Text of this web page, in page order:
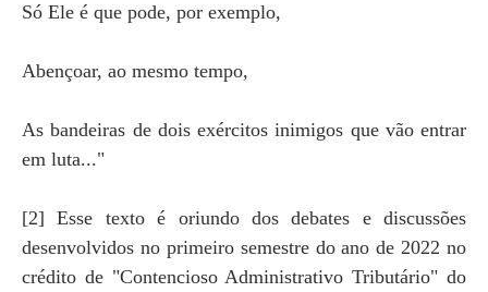
Só Ele é que pode, por exemplo,
Abençoar, ao mesmo tempo,
As bandeiras de dois exércitos inimigos que vão entrar
em luta..."
[2] Esse texto é oriundo dos debates e discussões
desenvolvidos no primeiro semestre do ano de 2022 no
crédito de "Contencioso Administrativo Tributário" do